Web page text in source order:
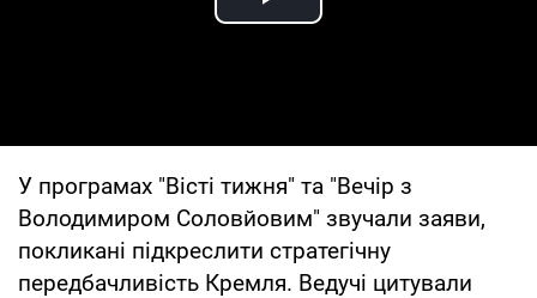
Play Video
У програмах "Вісті тижня" та "Вечір з
Володимиром Соловйовим" звучали заяви,
покликані підкреслити стратегічну
передбачливість Кремля. Ведучі цитували